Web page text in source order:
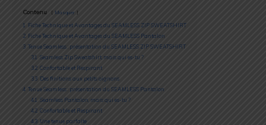
Contenu Masquer
1
Fiche Technique et Avantages du SEAMLESS ZIP SWEATSHIRT
2 Fiche Technique et Avantages du SEAMLESS Pantalon
3 Tenue Seamless : présentation du SEAMLESS ZIP SWEATSHIRT
3.1 Seamless Zip Sweatshirt, mais qui es-tu ?
3.2 Confortable et Respirant
3.3 Des finitions aux petits oignons
4 Tenue Seamless : présentation du SEAMLESS Pantalon
4.1
Seamless Pantalon, mais qui es-tu ?
4.2 Confortable et Respirant
4.3 Une tenue parfaite